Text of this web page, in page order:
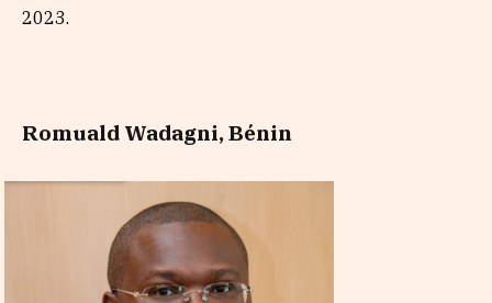
2023.
Romuald Wadagni, Bénin